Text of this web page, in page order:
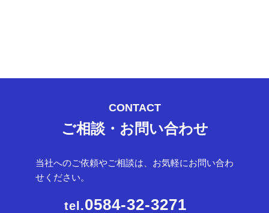
CONTACT
ご相談・お問い合わせ
当社へのご依頼やご相談は、お気軽にお問い合わ
せください。
0584-32-3271